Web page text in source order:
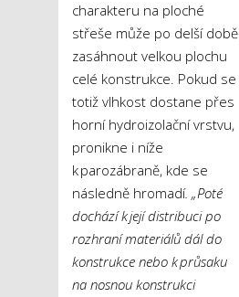
charakteru na ploché
střeše může po delší době
zasáhnout velkou plochu
celé konstrukce. Pokud se
totiž vlhkost dostane přes
horní hydroizolační vrstvu,
pronikne i níže
k parozábraně, kde se
následně hromadí. „Poté
dochází k její distribuci po
rozhraní materiálů dál do
konstrukce nebo k průsaku
na nosnou konstrukci